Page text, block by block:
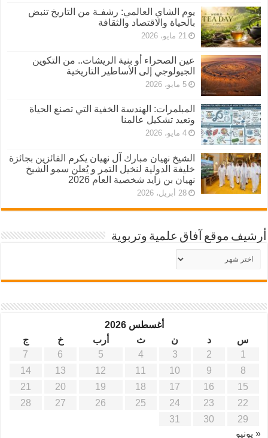
يوم الشاي العالمي: رشفـة من التاريخ تنبض
بالحياة والاقتصاد والثقافة
21 مايو، 2026
عين الصحراء أو بنية الريشات.. من التكوين
الجيولوجي إلى الأساطير التاريخية
5 مايو، 2026
المبلمرات: الهندسة الخفية التي تصنع الحياة
وتعيد تشكيل عالمنا
4 مايو، 2026
الشيخ نهيان مبارك آل نهيان يكرم الفائزين بجائزة
خليفة الدولية لنخيل التمر و يُعلن سمو الشيخ
نهيان بن زايد شخصية العام 2026
28 أبريل، 2026
أرشيف موقع آفاق علمية وتربوية
أرشيف
موقع
أغسطس 2026
س
د ن ث أرب خ
ج
1
2
3
4
5
6
7
8
9
10
11
12
13
14
15
16
17
18
19
20
21
22
23
24
25
26
27
28
29
30
31
« يونيو